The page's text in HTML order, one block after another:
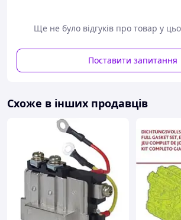
Ще не було відгуків про товар у
Поставити запитання
Схоже в інших продавців